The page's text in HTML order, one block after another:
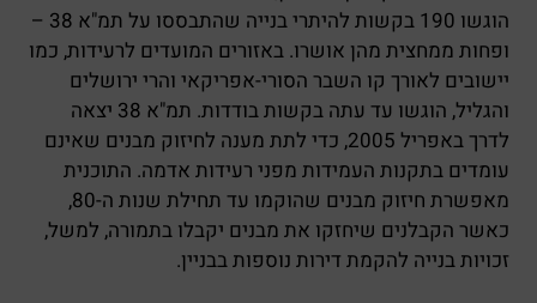
הוגשו 190 בקשות להיתרי בנייה שהתבססו על תמ"א 38 –
ופחות ממחצית מהן אושרו. באזורים המועדים לרעידות, כמו
יישובים לאורך קו השבר הסורי-אפריקאי והרי ירושלים
והגליל, הוגשו עד עתה בקשות בודדות. תמ"א 38 יצאה
לדרך באפריל 2005, כדי לתת מענה לחיזוק מבנים שאינם
עומדים בתקנות העמידות מפני רעידות אדמה. התוכנית
מאפשרת חיזוק מבנים שהוקמו עד תחילת שנות ה-80,
כאשר הקבלנים שיחזקו את מבנים יקבלו בתמורה, למשל,
זכויות בנייה להקמת דירות נוספות בבניין.